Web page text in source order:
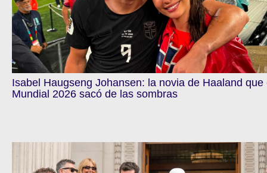
Isabel Haugseng Johansen: la novia de Haaland que
Mundial 2026 sacó de las sombras